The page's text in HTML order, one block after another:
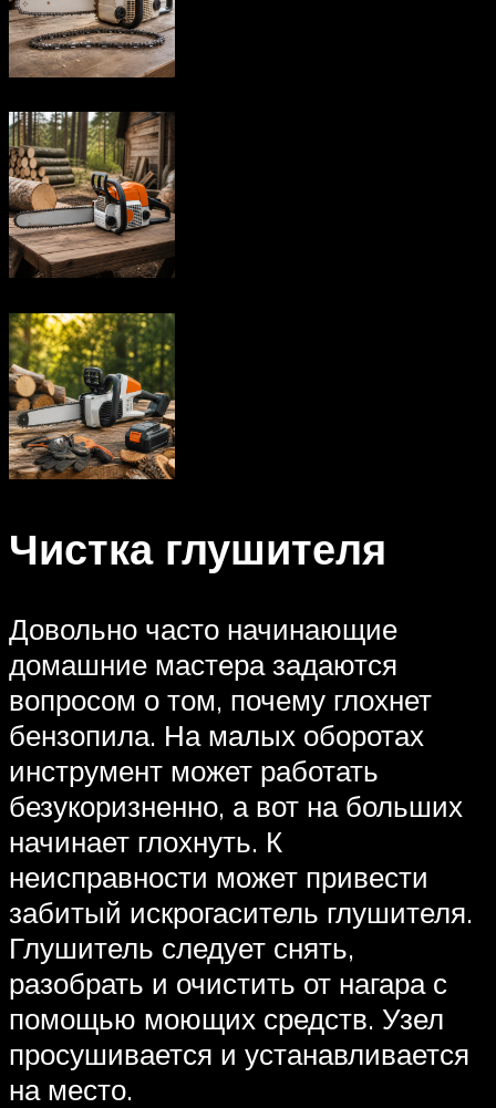
Чистка глушителя
Довольно часто начинающие
домашние мастера задаются
вопросом о том, почему глохнет
бензопила. На малых оборотах
инструмент может работать
безукоризненно, а вот на больших
начинает глохнуть. К
неисправности может привести
забитый искрогаситель глушителя.
Глушитель следует снять,
разобрать и очистить от нагара с
помощью моющих средств. Узел
просушивается и устанавливается
на место.